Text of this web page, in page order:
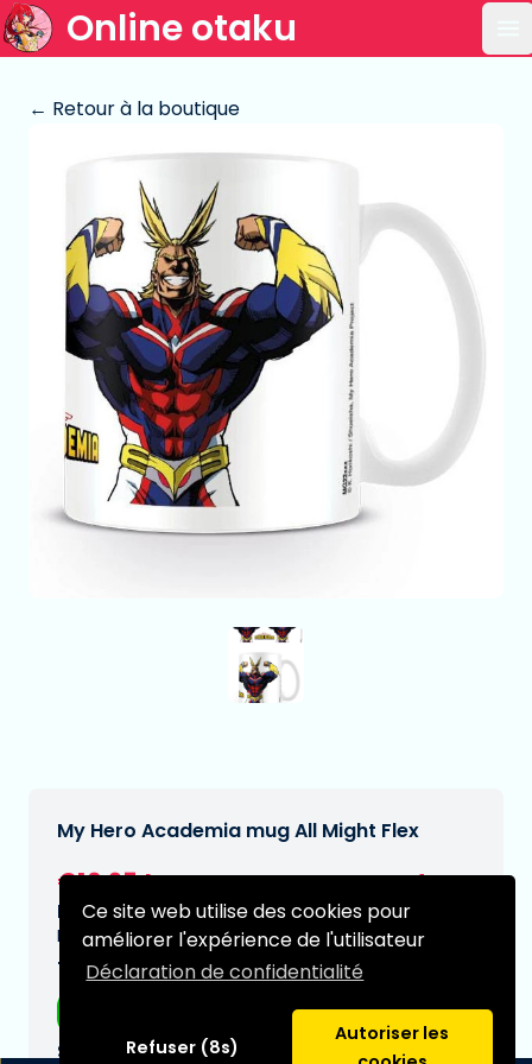
Ce site web utilise des cookies pour
améliorer l'expérience de l'utilisateur
Déclaration de confidentialité
Refuser (8s)
Autoriser les
Online otaku
← Retour à la boutique
My Hero Academia mug All Might Flex
€10,95
Date de livraison prévue:
N/A
Type:
Série: